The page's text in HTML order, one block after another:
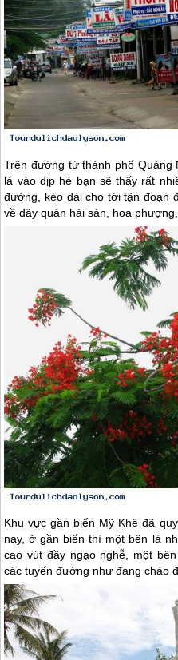
Trên đường từ thành phố Quảng
là vào dịp hè bạn sẽ thấy rất
đường, kéo dài cho tới tận đoạn
về dãy quán hải sản, hoa
Khu vực gần biển Mỹ Khê đã
nay, ở gần biển thì một bên là
cao vút đầy ngạo nghễ, một
các tuyến đường như đang chào